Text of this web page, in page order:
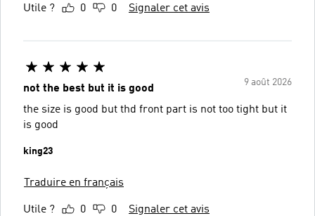
Utile ? 0 0 Signaler cet avis
9 août 2026
not the best but it is good
the size is good but thd front part is not too tight but it
is good
king23
Traduire en français
Utile ? 0 0 Signaler cet avis